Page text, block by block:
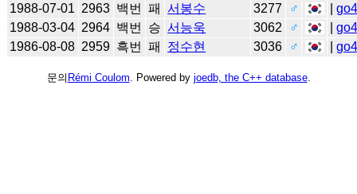
1988-07-01 2963 백번 패 서봉수 3277 ♂ |
1988-03-04 2964 백번 승 서능욱 3062 ♂ |
1986-08-08 2959 흑번 패 정수현 3036 ♂ |
문의 Rémi Coulom . Powered by joedb, the C++ database.